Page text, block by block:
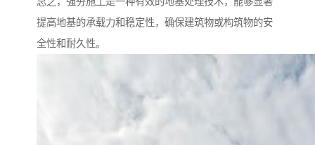
提高地基的承载力和稳定性，确保建筑物或构筑物的安
全性和耐久性。